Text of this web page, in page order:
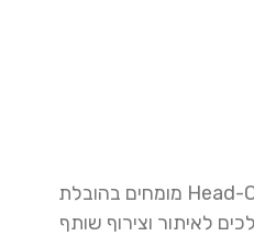
שותף לעסק | שותף עסקי – Head-On מומחים בהובלת
וצירוף שותף